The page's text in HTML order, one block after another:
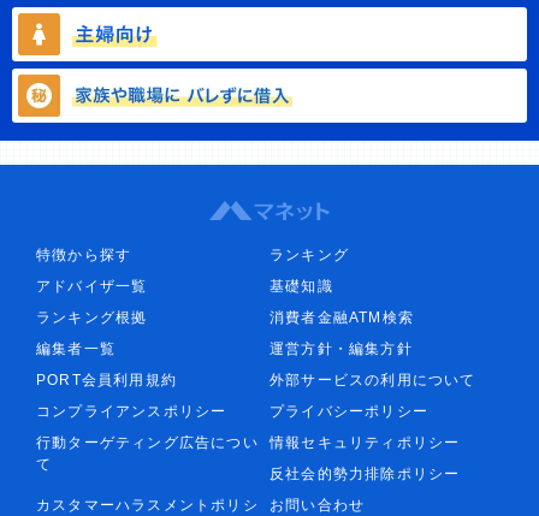
特徴から探す
ランキング
アドバイザ一覧
基礎知識
ランキング根拠
消費者金融ATM検索
編集者一覧
運営方針・編集方針
PORT会員利用規約
外部サービスの利用について
コンプライアンスポリシー
プライバシーポリシー
行動ターゲティング広告につい
て
情報セキュリティポリシー
反社会的勢力排除ポリシー
カスタマーハラスメントポリシ
お問い合わせ